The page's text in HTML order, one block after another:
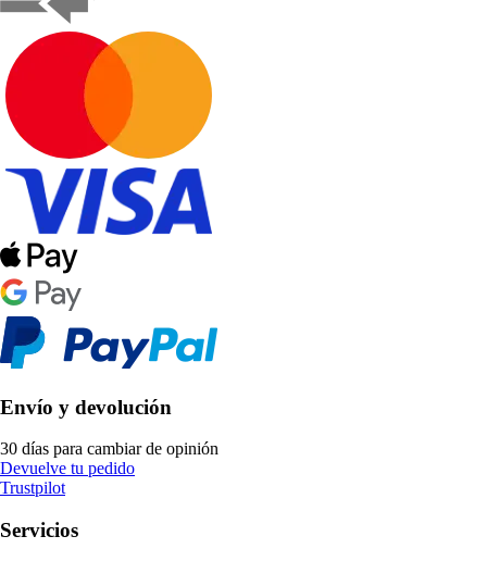
Envío y devolución
30 días para cambiar de opinión
Devuelve tu pedido
Trustpilot
Servicios